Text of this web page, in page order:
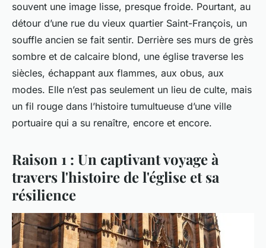
souvent une image lisse, presque froide. Pourtant, au
détour d’une rue du vieux quartier Saint-François, un
souffle ancien se fait sentir. Derrière ses murs de grès
sombre et de calcaire blond, une église traverse les
siècles, échappant aux flammes, aux obus, aux
modes. Elle n’est pas seulement un lieu de culte, mais
un fil rouge dans l’histoire tumultueuse d’une ville
portuaire qui a su renaître, encore et encore.
Raison 1 : Un captivant voyage à
travers l'histoire de l'église et sa
résilience